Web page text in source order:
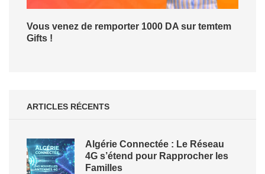
Vous venez de remporter 1000 DA sur temtem
Gifts !
ARTICLES RÉCENTS
Algérie Connectée : Le Réseau
4G s’étend pour Rapprocher les
Familles